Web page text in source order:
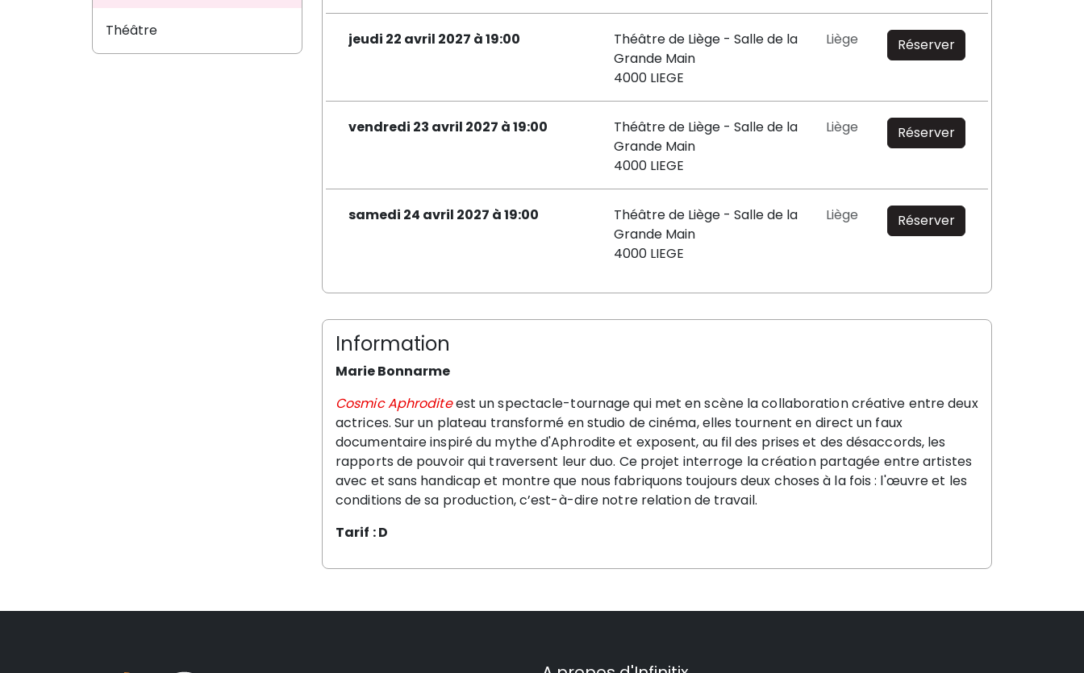
jeudi 22 avril 2027 à 19:00
Théâtre de Liège - Salle de la
Grande Main
4000 LIEGE
Liège Réserver
vendredi 23 avril 2027 à 19:00
Théâtre de Liège - Salle de la
Grande Main
4000 LIEGE
Liège Réserver
samedi 24 avril 2027 à 19:00
Théâtre de Liège - Salle de la
Grande Main
4000 LIEGE
Liège Réserver
Information
Marie Bonnarme
Cosmic Aphroditeest un spectacle-tournage qui met en scène la collaboration créative entre deux
actrices. Sur un plateau transformé en studio de cinéma, elles tournent en direct un faux
documentaire inspiré du mythe d'Aphrodite et exposent, au fil des prises et des désaccords, les
rapports de pouvoir qui traversent leur duo. Ce projet interroge la création partagée entre artistes
avec et sans handicap et montre que nous fabriquons toujours deux choses à la fois : l'œuvre et les
conditions de sa production, c’est-à-dire notre relation de travail.
Tarif : D
Théâtre